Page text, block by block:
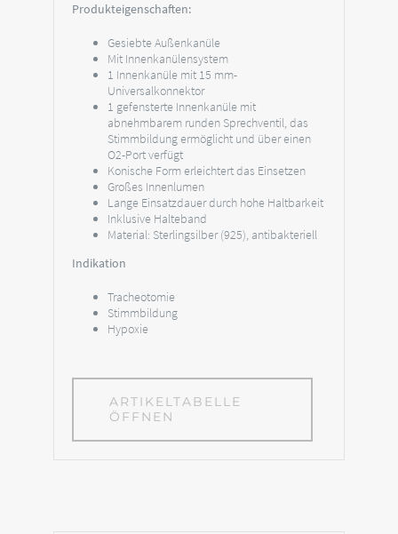
Produkteigenschaften:
Gesiebte Außenkanüle
Mit Innenkanülensystem
1 Innenkanüle mit 15 mm-
Universalkonnektor
1 gefensterte Innenkanüle mit
abnehmbarem runden Sprechventil, das
Stimmbildung ermöglicht und über einen
O2-Port verfügt
Konische Form erleichtert das Einsetzen
Großes Innenlumen
Lange Einsatzdauer durch hohe Haltbarkeit
Inklusive Halteband
Material: Sterlingsilber (925), antibakteriell
Indikation
Tracheotomie
Stimmbildung
Hypoxie
ARTIKELTABELLE
ÖFFNEN